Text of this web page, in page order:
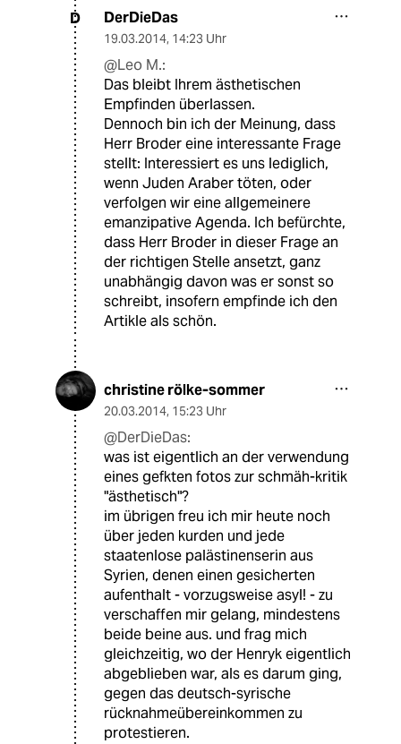
D DerDieDas
19.03.2014, 14:23 Uhr
@Leo M.:
Das bleibt Ihrem ästhetischen
Empfinden überlassen.
Dennoch bin ich der Meinung, dass
Herr Broder eine interessante Frage
stellt: Interessiert es uns lediglich,
wenn Juden Araber töten, oder
verfolgen wir eine allgemeinere
emanzipative Agenda. Ich befürchte,
dass Herr Broder in dieser Frage an
der richtigen Stelle ansetzt, ganz
unabhängig davon was er sonst so
schreibt, insofern empfinde ich den
Artikle als schön.
christine rölke-sommer
20.03.2014, 15:23 Uhr
@DerDieDas:
was ist eigentlich an der verwendung
eines gefkten fotos zur schmäh-kritik
"ästhetisch"?
im übrigen freu ich mir heute noch
über jeden kurden und jede
staatenlose palästinenserin aus
Syrien, denen einen gesicherten
aufenthalt - vorzugsweise asyl! - zu
verschaffen mir gelang, mindestens
beide beine aus. und frag mich
gleichzeitig, wo der Henryk eigentlich
abgeblieben war, als es darum ging,
gegen das deutsch-syrische
rücknahmeübereinkommen zu
protestieren.